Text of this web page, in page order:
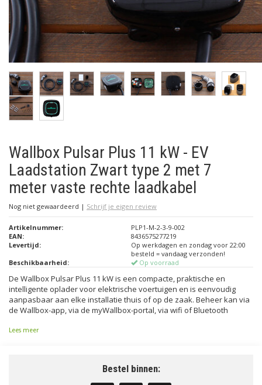
Wallbox Pulsar Plus 11 kW - EV
Laadstation Zwart type 2 met 7
meter vaste rechte laadkabel
Nog niet gewaardeerd | Schrijf je eigen review
Artikelnummer:
PLP1-M-2-3-9-002
EAN:
8436575277219
Levertijd:
Op werkdagen en zondag voor 22:00
besteld = vandaag verzonden!
Beschikbaarheid:
Op voorraad
De Wallbox Pulsar Plus 11 kW is een compacte, praktische en
intelligente oplader voor elektrische voertuigen en is eenvoudig
aanpasbaar aan elke installatie thuis of op de zaak. Beheer kan via
de Wallbox-app, via de myWallbox-portal, via wifi of Bluetooth
Lees meer
Bestel binnen: